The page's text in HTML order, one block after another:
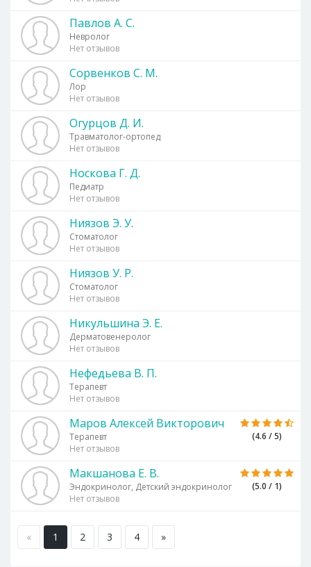
Павлов А. С.
Невролог
Нет отзывов
Сорвенков С. М.
Лор
Нет отзывов
Огурцов Д. И.
Травматолог-ортопед
Нет отзывов
Носкова Г. Д.
Педиатр
Нет отзывов
Ниязов Э. У.
Стоматолог
Нет отзывов
Ниязов У. Р.
Стоматолог
Нет отзывов
Никульшина Э. Е.
Дерматовенеролог
Нет отзывов
Нефедьева В. П.
Терапевт
Нет отзывов
(4.6 / 5)
Маров Алексей Викторович
Терапевт
Нет отзывов
(5.0 / 1)
Макшанова Е. В.
Эндокринолог, Детский эндокринолог
Нет отзывов
« 1 2 3 4 »